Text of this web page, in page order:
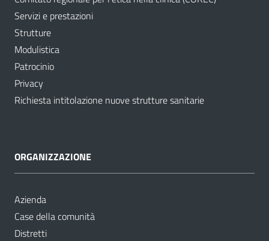
Servizi e prestazioni
Strutture
Modulistica
Patrocinio
Privacy
Richiesta intitolazione nuove strutture sanitarie
ORGANIZZAZIONE
Azienda
Case della comunità
Distretti